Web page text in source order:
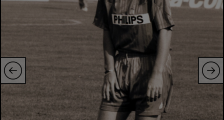
Tenis
Handbal
Natație
Gimnastică
Auto
Rugby